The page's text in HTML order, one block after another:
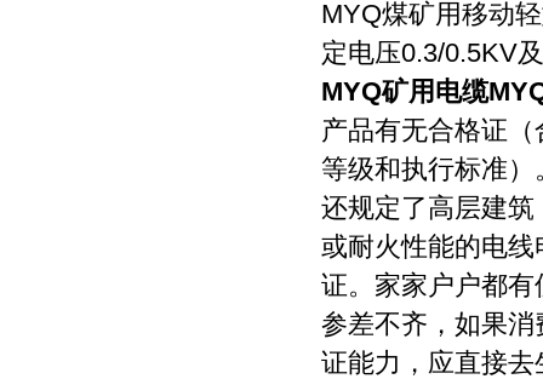
MYQ煤矿用移动
定电压0.3/0.5KV
MYQ矿用电缆
产品有无合格证
等级和执行标准
还规定了高层建
或耐火性能的电
证。家家户户都
参差不齐，如果
证能力，应直接